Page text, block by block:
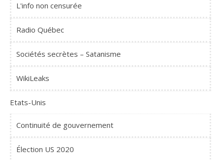
L'info non censurée
Radio Québec
Sociétés secrètes – Satanisme
WikiLeaks
Etats-Unis
Continuité de gouvernement
Élection US 2020